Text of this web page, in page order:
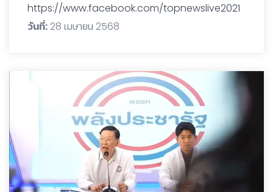
https://www.facebook.com/topnewslive2021
วันที่: 28 เมษายน 2568